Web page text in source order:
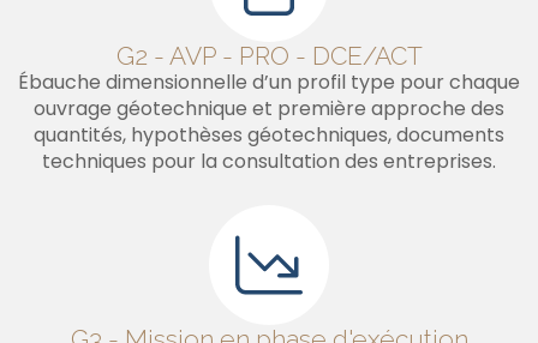
G2 - AVP - PRO - DCE/ACT
Ébauche dimensionnelle d’un profil type pour chaque
ouvrage géotechnique et première approche des
quantités, hypothèses géotechniques, documents
techniques pour la consultation des entreprises.